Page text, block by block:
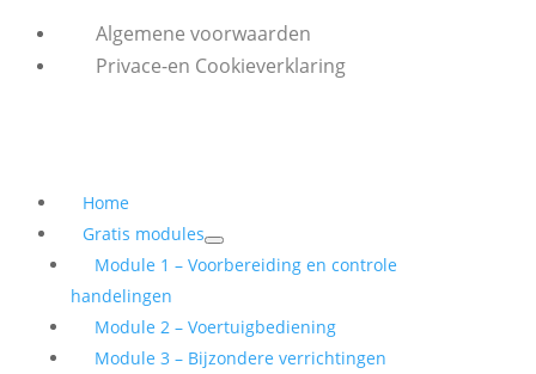
Algemene voorwaarden
Privace-en Cookieverklaring
Home
Gratis modules
Module 1 – Voorbereiding en controle
handelingen
Module 2 – Voertuigbediening
Module 3 – Bijzondere verrichtingen